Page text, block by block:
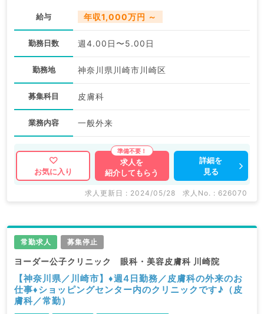
給与 年収1,000万円 ～
勤務日数 週4.00日〜5.00日
勤務地 神奈川県川崎市川崎区
募集科目 皮膚科
業務内容 一般外来
お気に入り
求人を
紹介してもらう
詳細を
見る
求人更新日 : 2024/05/28 求人No. : 626070
常勤求人 募集停止
ヨーダー公子クリニック 眼科・美容皮膚科 川崎院
【神奈川県／川崎市】♦週4日勤務／皮膚科の外来のお
仕事♦ショッピングセンター内のクリニックです♪（皮
膚科／常勤）